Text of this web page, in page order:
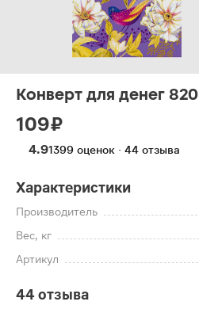
Конверт для денег 820
109 ₽
4.91399 оценок · 44 отзыва
Характеристики
Производитель
Вес, кг
Артикул
44 отзыва